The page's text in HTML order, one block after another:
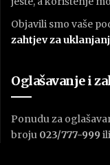
Objavili smo vaše
zahtjev za
Oglašavanje i
Ponudu za
broju 023/777-999